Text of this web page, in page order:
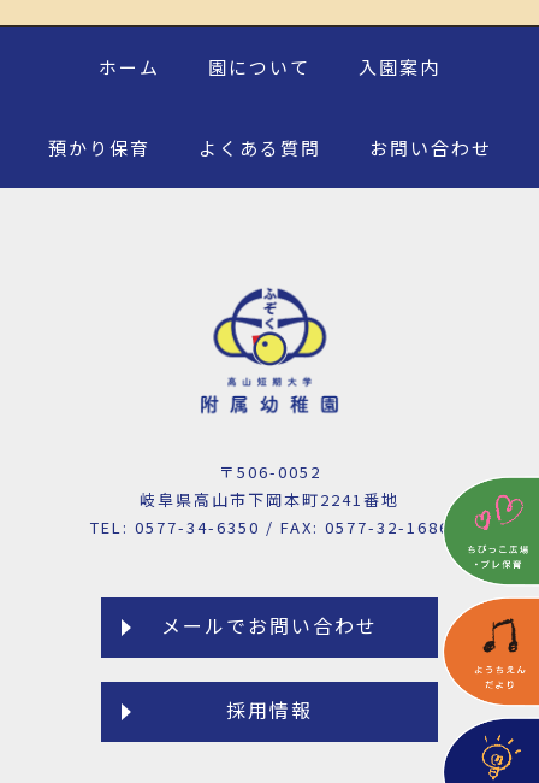
ホーム 園について 入園案内
預かり保育 よくある質問 お問い合わせ
〒506-0052
岐阜県高山市下岡本町2241番地
TEL: 0577-34-6350 / FAX: 0577-32-1686
メールでお問い合わせ
採用情報